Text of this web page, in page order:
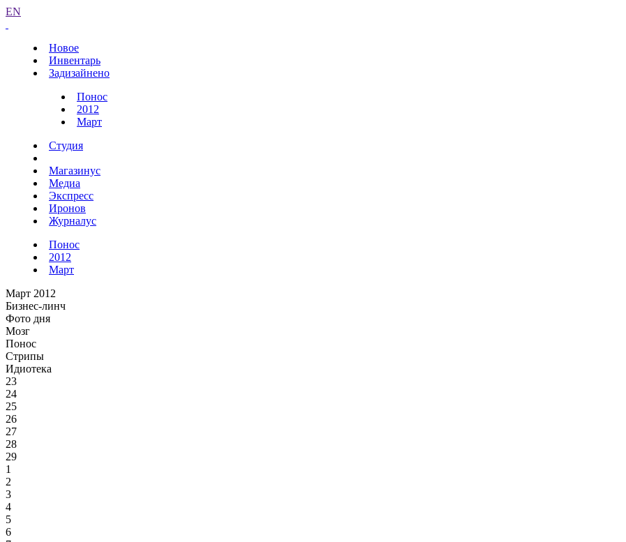
EN
Новое
Инвентарь
Задизайнено
Понос
2012
Март
Студия
Магазинус
Медиа
Экспресс
Иронов
Журналус
Понос
2012
Март
Март 2012
Бизнес-линч
Фото дня
Мозг
Понос
Стрипы
Идиотека
23
24
25
26
27
28
29
1
2
3
4
5
6